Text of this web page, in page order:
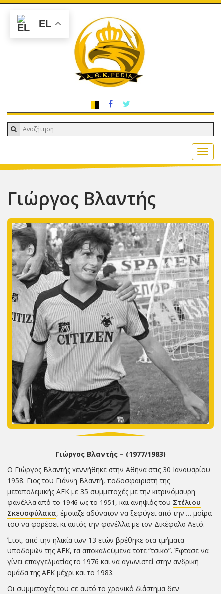
Γιώργος Βλαντής
Γιώργος Βλαντής – (1977/1983)
Ο Γιώργος Βλαντής γεννήθηκε στην Αθήνα στις 30 Ιανουαρίου
1958. Γιος του Γιάννη Βλαντή, ποδοσφαιριστή της
μεταπολεμικής ΑΕΚ με 35 συμμετοχές με την κιτρινόμαυρη
φανέλλα από το 1946 ως το 1951, και ανηψιός του Στέλιου
Σκευοφύλακα, έμοιαζε αδύνατον να ξεφύγει από την … μοίρα
του να φορέσει κι αυτός την φανέλλα με τον Δικέφαλο Αετό.
Έτσι, από την ηλικία των 13 ετών βρέθηκε στα τμήματα
υποδομών της ΑΕΚ, τα αποκαλούμενα τότε “τσικό”. Έφτασε να
γίνει επαγγελματίας το 1976 και να αγωνιστεί στην ανδρική
ομάδα της ΑΕΚ μέχρι και το 1983.
Οι συμμετοχές του σε αυτό το χρονικό διάστημα δεν
EL